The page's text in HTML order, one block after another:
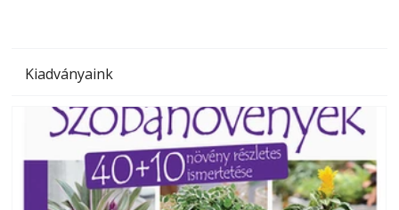
Kiadványaink